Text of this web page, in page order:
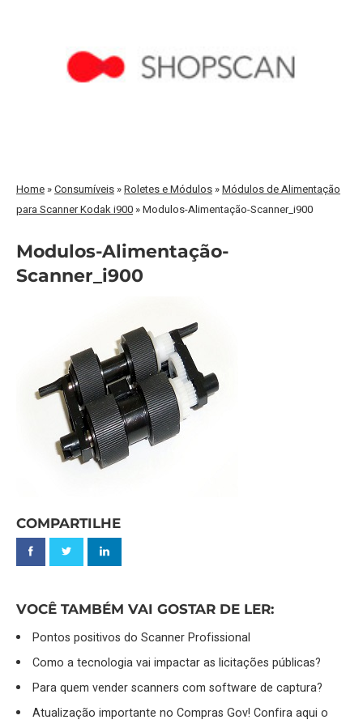
Home »Consumíveis »Roletes e Módulos »Módulos de Alimentação
para Scanner Kodak i900 »Modulos-Alimentação-Scanner_i900
Modulos-Alimentação-
Scanner_i900
COMPARTILHE
VOCÊ TAMBÉM VAI GOSTAR DE LER:
Pontos positivos do Scanner Profissional
Como a tecnologia vai impactar as licitações públicas?
Para quem vender scanners com software de captura?
Atualização importante no Compras Gov! Confira aqui o